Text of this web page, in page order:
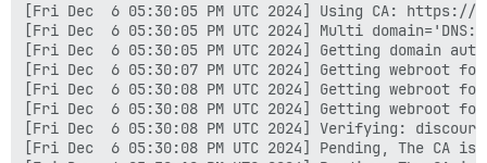
[Fri Dec  6 05:30:05 PM UTC 2024] Using CA:
[Fri Dec  6 05:30:05 PM UTC 2024] Multi
[Fri Dec  6 05:30:05 PM UTC 2024] Getting domain
[Fri Dec  6 05:30:07 PM UTC 2024] Getting webroot
[Fri Dec  6 05:30:08 PM UTC 2024] Getting webroot
[Fri Dec  6 05:30:08 PM UTC 2024] Getting webroot for
[Fri Dec  6 05:30:08 PM UTC 2024] Verifying:
[Fri Dec  6 05:30:08 PM UTC 2024] Pending, The